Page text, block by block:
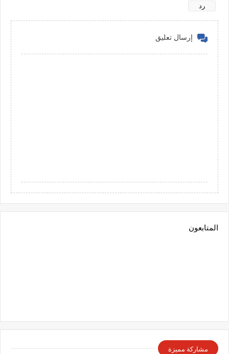
رد
إرسال تعليق
المتابعون
مشاركة مميزة